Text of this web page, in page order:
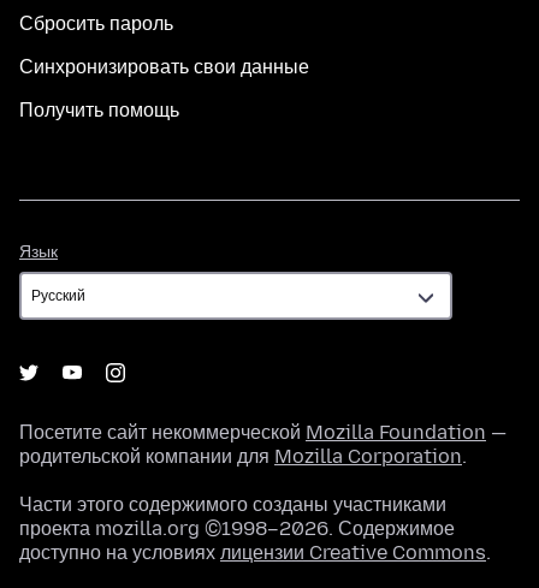
Сбросить пароль
Синхронизировать свои данные
Получить помощь
Язык
Посетите сайт некоммерческой Mozilla Foundation —
родительской компании для Mozilla Corporation.
Части этого содержимого созданы участниками
проекта mozilla.org ©1998–2026. Содержимое
доступно на условиях лицензии Creative Commons.